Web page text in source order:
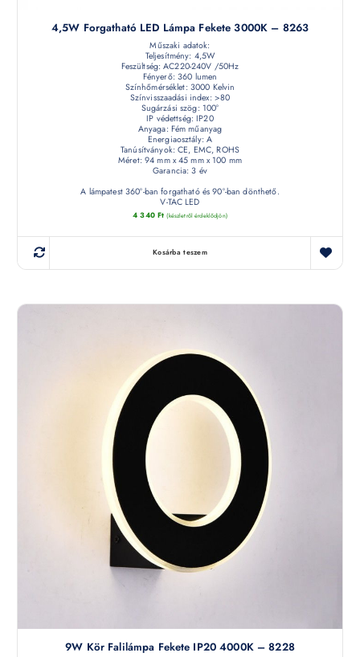
4,5W Forgatható LED Lámpa Fekete 3000K – 8263
Műszaki adatok:
Teljesítmény: 4,5W
Feszültség: AC220-240V /50Hz
Fényerő: 360 lumen
Színhőmérséklet: 3000 Kelvin
Színvisszaadási index: >80
Sugárzási szög: 100°
IP védettség: IP20
Anyaga: Fém műanyag
Energiaosztály: A
Tanúsítványok: CE, EMC, ROHS
Méret: 94 mm x 45 mm x 100 mm
Garancia: 3 év
A lámpatest 360°-ban forgatható és 90°-ban dönthető.
V-TAC LED
4 340 Ft (készletről érdeklődjön)
Kosárba teszem
9W Kör Falilámpa Fekete IP20 4000K – 8228